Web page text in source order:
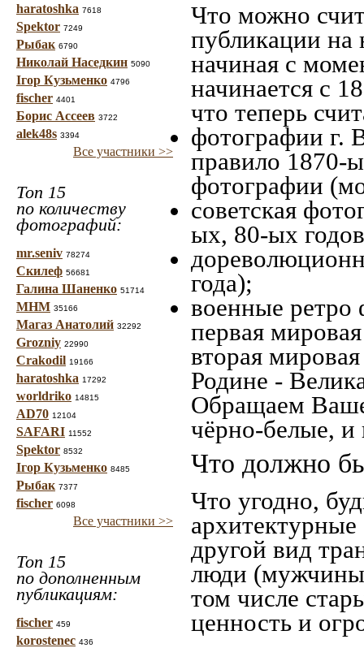
haratoshka 7618
Spektor 7249
Рыбак 6790
Николай Наседкин 5090
Ігор Кузьменко 4796
fischer 4401
Борис Ассеев 3722
alek48s 3394
Все участники >>
Топ 15
по количеству
фотографий:
mr.seniv 78274
Скилеф 56681
Галина Шаненко 51714
МНМ 35166
Магаз Анатолий 32292
Grozniy 22990
Crakodil 19166
haratoshka 17292
worldriko 14815
AD70 12104
SAFARI 11552
Spektor 8532
Ігор Кузьменко 8485
Рыбак 7377
fischer 6098
Все участники >>
Топ 15
по дополненным
публикациям:
fischer 459
korostenec 436
Что можно
публикации
начиная c
начинается с
что теперь
фотографии г.
правило 1870-
фотографии
советская
ых, 80-ых
года);
военные ретро
первая
вторая
Родине -
Обращаем
чёрно-белые, и
Что должно
Что угодно,
другой вид
люди
том числе
ценность и